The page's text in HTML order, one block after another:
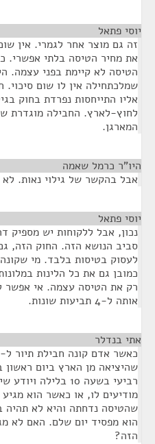
יוסי פתאל
זה גם מוצר אחר לגמרי. אין
את מחיר הטיסה בלתי
הטיסה לא קיימת בפני עצמה.
שמלכתחילה אין לו שום
אליו התייחסות נפרדת בחוק
לחוץ-לארץ. החבילה מוגדרת
המארגן.
היו"ר כרמל שאמה
אבל בהקשר של גילוי נאות.
יוסי פתאל
נכון, אבל ללקוחות יש מספיק
סביב הנושא הזה. החוק הזה,
לעסוק בטיסות בלבד. מי
כמובן גם את כל הלינות
רק את הטיסה עצמה. אי אפשר
אותה ל-4 תביעות שונות.
אתי בנדלר
מודיעים לו, או כאשר הוא
הוא מפסיד יום שלם. האם לא
הזה?